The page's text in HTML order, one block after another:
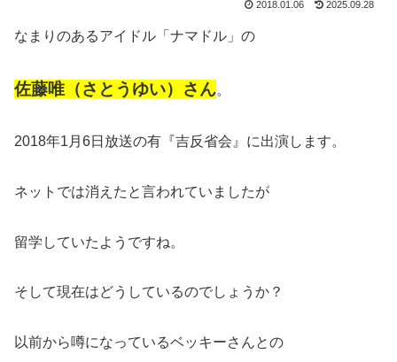
2018.01.06 2025.09.28
なまりのあるアイドル「ナマドル」の
佐藤唯（さとうゆい）さん。
2018年1月6日放送の有『吉反省会』に出演します。
ネットでは消えたと言われていましたが
留学していたようですね。
そして現在はどうしているのでしょうか？
以前から噂になっているベッキーさんとの